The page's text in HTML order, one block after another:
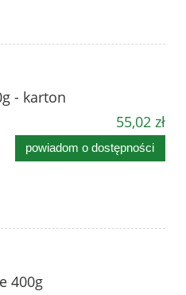
- karton
55,02 zł
powiadom o dostępności
400g